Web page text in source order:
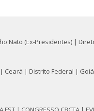
Nato (Ex-Presidentes) |
| Ceará | Distrito Federal |